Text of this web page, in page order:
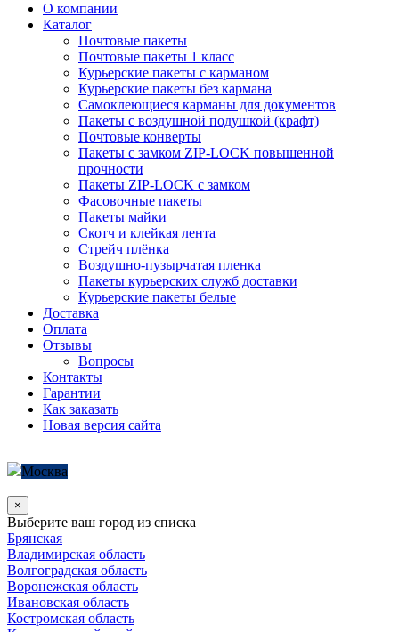
О компании
Каталог
Почтовые пакеты
Почтовые пакеты 1 класс
Курьерские пакеты с карманом
Курьерские пакеты без кармана
Самоклеющиеся карманы для документов
Пакеты с воздушной подушкой (крафт)
Почтовые конверты
Пакеты с замком ZIP-LOCK повышенной
прочности
Пакеты ZIP-LOCK с замком
Фасовочные пакеты
Пакеты майки
Скотч и клейкая лента
Стрейч плёнка
Воздушно-пузырчатая пленка
Пакеты курьерских служб доставки
Курьерские пакеты белые
Доставка
Оплата
Отзывы
Вопросы
Контакты
Гарантии
Как заказать
Новая версия сайта
Москва
×
Выберите ваш город из списка
Брянская
Владимирская область
Волгоградская область
Воронежская область
Ивановская область
Костромская область